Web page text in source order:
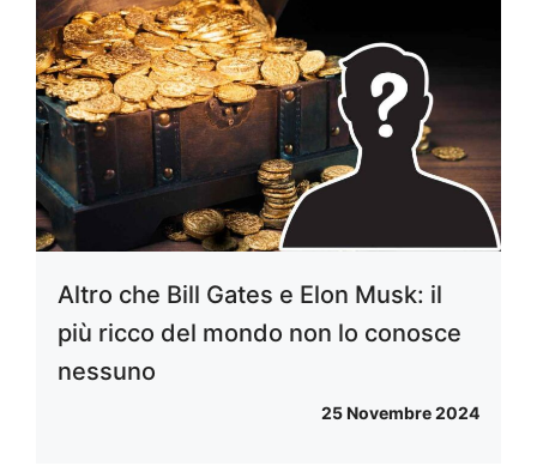
Altro che Bill Gates e Elon Musk: il
più ricco del mondo non lo conosce
nessuno
25 Novembre 2024